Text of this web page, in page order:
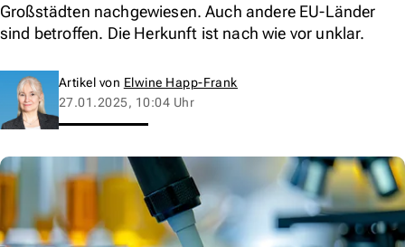
Großstädten nachgewiesen. Auch andere EU-Länder
sind betroffen. Die Herkunft ist nach wie vor unklar.
Artikel von Elwine Happ-Frank
27.01.2025, 10:04 Uhr